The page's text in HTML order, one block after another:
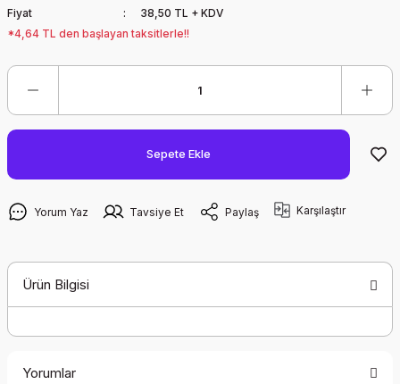
Fiyat
38,50 TL + KDV
*4,64 TL den başlayan taksitlerle!!
Sepete Ekle
Yorum Yaz Tavsiye Et Paylaş Karşılaştır
Ürün Bilgisi
Yorumlar